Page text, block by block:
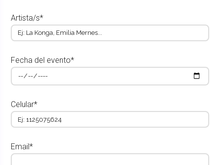
Artista/s*
Fecha del evento*
Celular*
Email*